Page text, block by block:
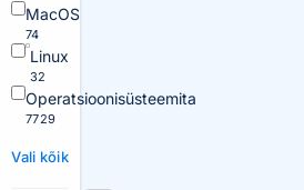
MacOS
74
Linux
32
Operatsioonisüsteemita
7729
Vali kõik